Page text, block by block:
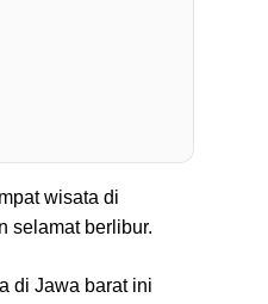
wisata di
selamat berlibur.
di Jawa barat ini